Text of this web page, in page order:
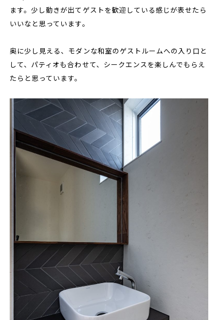
ます。少し動きが出てゲストを歓迎している感じが表せたら
いいなと思っています。
奥に少し見える、モダンな和室のゲストルームへの入り口と
して、パティオも合わせて、シークエンスを楽しんでもらえ
たらと思っています。